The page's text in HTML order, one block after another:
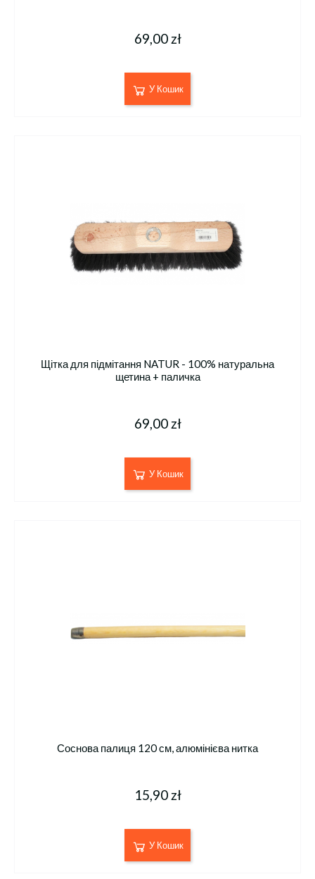
69,00 zł
У Кошик
Щітка для підмітання NATUR - 100% натуральна
щетина + паличка
69,00 zł
У Кошик
Соснова палиця 120 см, алюмінієва нитка
15,90 zł
У Кошик